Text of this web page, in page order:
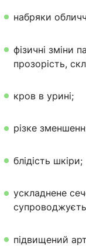
набряки
фізичні зміни
прозорість,
кров в урині;
різке
блідість шкіри;
ускладнене
підвищений